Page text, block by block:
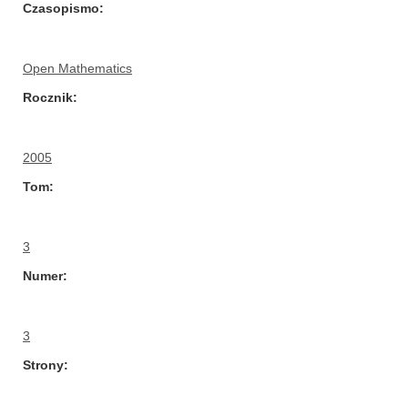
Czasopismo
Open Mathematics
Rocznik
2005
Tom
3
Numer
3
Strony